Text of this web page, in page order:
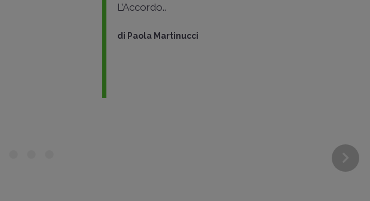
L’Accordo..
di Paola Martinucci